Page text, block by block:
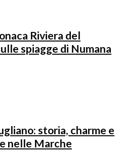
Riviera del
spiagge di Numana
storia, charme e
nelle Marche